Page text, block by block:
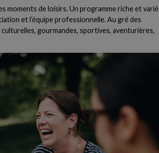
moments de loisirs. Un programme riche et varié
et l’équipe professionnelle. Au gré des
gourmandes, sportives, aventurières,